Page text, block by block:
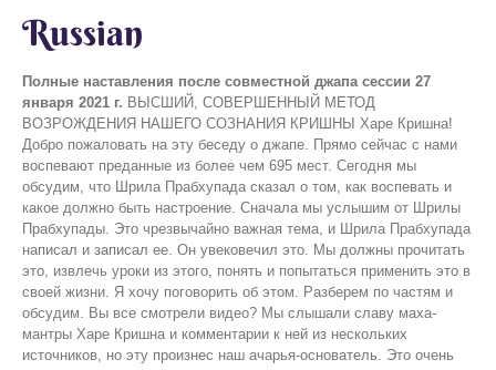
Russian
Полные наставления после совместной джапа сессии 27
января 2021 г. ВЫСШИЙ, СОВЕРШЕННЫЙ МЕТОД
ВОЗРОЖДЕНИЯ НАШЕГО СОЗНАНИЯ КРИШНЫ Харе Кришна!
Добро пожаловать на эту беседу о джапе. Прямо сейчас с нами
воспевают преданные из более чем 695 мест. Сегодня мы
обсудим, что Шрила Прабхупада сказал о том, как воспевать и
какое должно быть настроение. Сначала мы услышим от Шрилы
Прабхупады. Это чрезвычайно важная тема, и Шрила Прабхупада
написал и записал ее. Он увековечил это. Мы должны прочитать
это, извлечь уроки из этого, понять и попытаться применить это в
своей жизни. Я хочу поговорить об этом. Разберем по частям и
обсудим. Вы все смотрели видео? Мы слышали славу маха-
мантры Харе Кришна и комментарии к ней из нескольких
источников, но эту произнес наш ачарья-основатель. Это очень